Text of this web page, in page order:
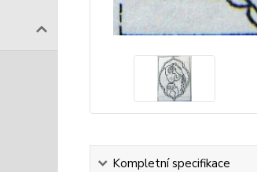
Kompletní specifikace